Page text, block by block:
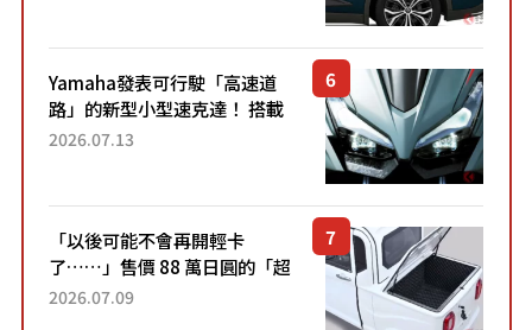
Yamaha發表可行駛「高速道
路」的新型小型速克達！ 搭載
能享受超強勁「渦輪感」的動
2026.07.13
「以後可能不會再開輕卡
了……」售價 88 萬日圓的「超
迷你輕型貨車」引發兩極評
2026.07.09